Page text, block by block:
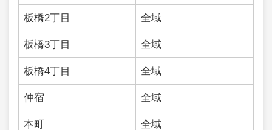
板橋2丁目 全域
板橋3丁目 全域
板橋4丁目 全域
仲宿 全域
本町 全域